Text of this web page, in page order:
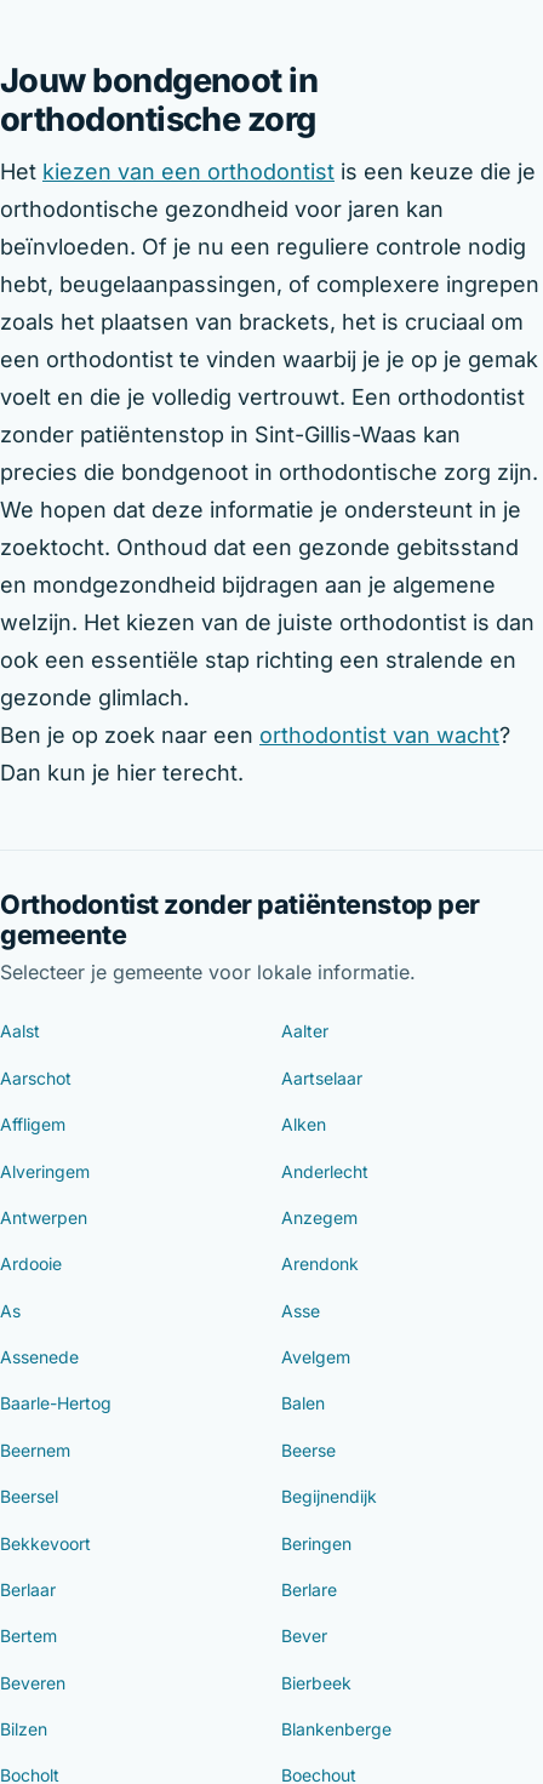
Jouw bondgenoot in
orthodontische zorg
Het kiezen van een orthodontist is een keuze die je
orthodontische gezondheid voor jaren kan
beïnvloeden. Of je nu een reguliere controle nodig
hebt, beugelaanpassingen, of complexere ingrepen
zoals het plaatsen van brackets, het is cruciaal om
een orthodontist te vinden waarbij je je op je gemak
voelt en die je volledig vertrouwt. Een orthodontist
zonder patiëntenstop in Sint-Gillis-Waas kan
precies die bondgenoot in orthodontische zorg zijn.
We hopen dat deze informatie je ondersteunt in je
zoektocht. Onthoud dat een gezonde gebitsstand
en mondgezondheid bijdragen aan je algemene
welzijn. Het kiezen van de juiste orthodontist is dan
ook een essentiële stap richting een stralende en
gezonde glimlach.
Ben je op zoek naar een orthodontist van wacht?
Dan kun je hier terecht.
Orthodontist zonder patiëntenstop per
gemeente
Selecteer je gemeente voor lokale informatie.
Aalst Aalter
Aarschot Aartselaar
Affligem Alken
Alveringem Anderlecht
Antwerpen Anzegem
Ardooie Arendonk
As Asse
Assenede Avelgem
Baarle-Hertog Balen
Beernem Beerse
Beersel Begijnendijk
Bekkevoort Beringen
Berlaar Berlare
Bertem Bever
Beveren Bierbeek
Bilzen Blankenberge
Bocholt Boechout